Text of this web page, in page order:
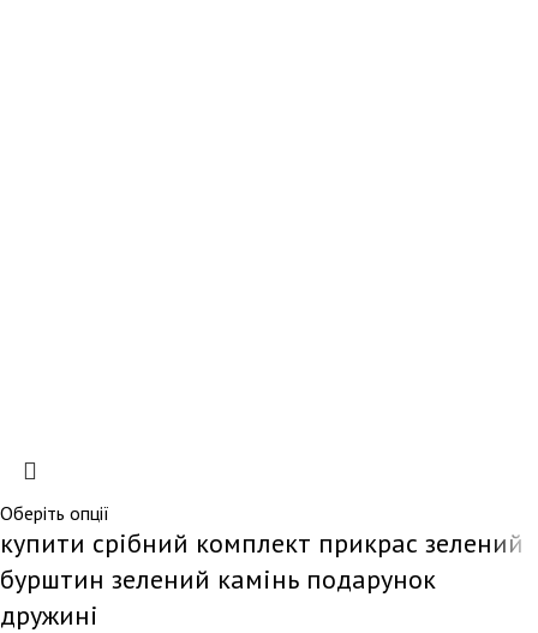
Оберіть опції
купити срібний комплект прикрас зелений
бурштин зелений камінь подарунок
дружині